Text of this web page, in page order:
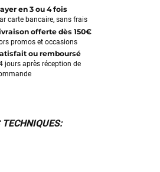
en 3 ou 4 fois
carte bancaire, sans frais
offerte dès 150€
promos et occasions
ou remboursé
jours après réception de